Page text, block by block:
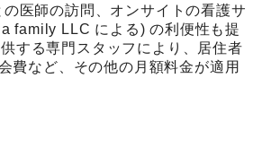
医師の訪問、オンサイトの看護サ
family LLC による) の利便性も提
する専門スタッフにより、居住者
費など、その他の月額料金が適用